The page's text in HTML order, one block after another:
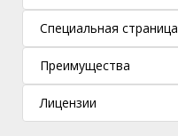
Специальная страница
Преимущества
Лицензии